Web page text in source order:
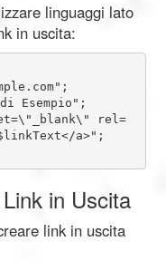
linguaggi lato
in uscita:
Esempio";
rel=
a>";
in Uscita
link in uscita